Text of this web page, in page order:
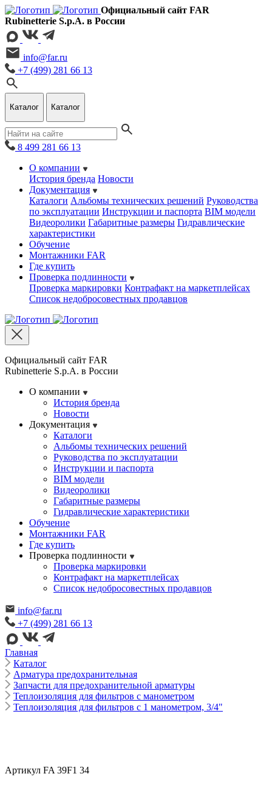
Официальный сайт FAR
Rubinetterie S.p.A. в России
info@far.ru
+7 (499) 281 66 13
Каталог Каталог
8 499 281 66 13
О компании
История бренда Новости
Документация
Каталоги Альбомы технических решений Руководства
по эксплуатации Инструкции и паспорта BIM модели
Видеоролики Габаритные размеры Гидравлические
характеристики
Обучение
Монтажники FAR
Где купить
Проверка подлинности
Проверка маркировки Контрафакт на маркетплейсах
Cписок недобросовестных продавцов
Официальный сайт FAR
Rubinetterie S.p.A. в России
О компании
История бренда
Новости
Документация
Каталоги
Альбомы технических решений
Руководства по эксплуатации
Инструкции и паспорта
BIM модели
Видеоролики
Габаритные размеры
Гидравлические характеристики
Обучение
Монтажники FAR
Где купить
Проверка подлинности
Проверка маркировки
Контрафакт на маркетплейсах
Cписок недобросовестных продавцов
info@far.ru
+7 (499) 281 66 13
Главная
Каталог
Арматура предохранительная
Запчасти для предохранительной арматуры
Теплоизоляция для фильтров с манометром
Теплоизоляция для фильтров с 1 манометром, 3/4"
Артикул FA 39F1 34